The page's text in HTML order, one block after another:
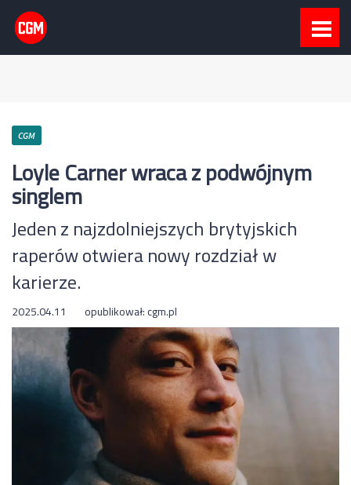
CGM
Loyle Carner wraca z podwójnym
singlem
Jeden z najzdolniejszych brytyjskich
raperów otwiera nowy rozdział w
karierze.
2025.04.11 opublikował:cgm.pl